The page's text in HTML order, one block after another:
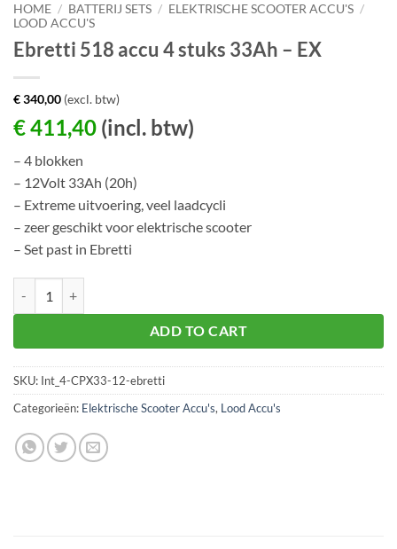
HOME / BATTERIJ SETS / ELEKTRISCHE SCOOTER ACCU'S /
LOOD ACCU'S
Ebretti 518 accu 4 stuks 33Ah – EX
€340,00 (excl. btw)
€411,40 (incl. btw)
– 4 blokken
– 12Volt 33Ah (20h)
– Extreme uitvoering, veel laadcycli
– zeer geschikt voor elektrische scooter
– Set past in Ebretti
ADD TO CART
SKU: Int_4-CPX33-12-ebretti
Categorieën: Elektrische Scooter Accu's, Lood Accu's